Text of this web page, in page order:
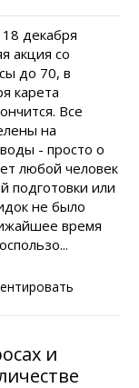
декабря
акция со
до 70, в
карета
Все
на
- просто о
любой человек
подготовки или
не было
время
и